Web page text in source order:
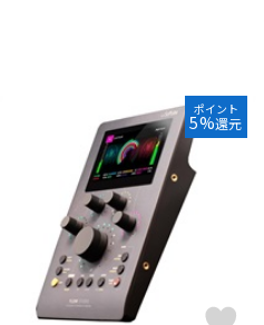
SENNHEISER
SLATE AUDIO
SlateDigital
Sonic Studio
Sonnox
SSL(Solid State Logic)
stokyo
STREZOV SAMPLING
SYNTHOGY
TAC SYSTEM
TC helicon
Teenage Engineering
TOONTRACK
Tracktion
U-Z
ポイント
5%還元